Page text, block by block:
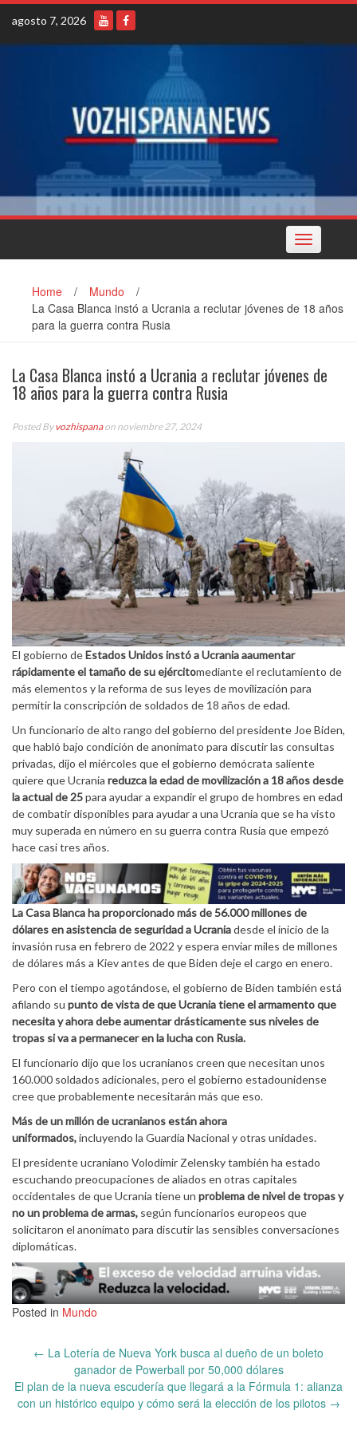
Skip
content
agosto 7, 2026
Toggle
navigation
Home / Mundo
/
La Casa Blanca instó a Ucrania a reclutar jóvenes de 18 años
para la guerra contra Rusia
La Casa Blanca instó a Ucrania a reclutar jóvenes de
18 años para la guerra contra Rusia
Posted Byvozhispanaon noviembre 27, 2024
El gobierno deEstados Unidos instó a Ucrania aaumentar
rápidamente el tamaño de su ejércitomediante el reclutamiento de
más elementos y la reforma de sus leyes de movilización para
permitir la conscripción de soldados de 18 años de edad.
Un funcionario de alto rango del gobierno del presidente Joe Biden,
que habló bajo condición de anonimato para discutir las consultas
privadas, dijo el miércoles que el gobierno demócrata saliente
quiere que Ucrania reduzca la edad de movilización a 18 años desde
la actual de 25para ayudar a expandir el grupo de hombres en edad
de combatir disponibles para ayudar a una Ucrania que se ha visto
muy superada en número en su guerra contra Rusia que empezó
hace casi tres años.
La Casa Blanca ha proporcionado más de 56.000 millones de
dólares en asistencia de seguridad a Ucraniadesde el inicio de la
invasión rusa en febrero de 2022 y espera enviar miles de millones
de dólares más a Kiev antes de que Biden deje el cargo en enero.
Pero con el tiempo agotándose, el gobierno de Biden también está
afilando su punto de vista de que Ucrania tiene el armamento que
necesita y ahora debe aumentar drásticamente sus niveles de
tropas si va a permanecer en la lucha con Rusia.
El funcionario dijo que los ucranianos creen que necesitan unos
160.000 soldados adicionales, pero el gobierno estadounidense
cree que probablemente necesitarán más que eso.
Más de un millón de ucranianos están ahora
uniformados,incluyendo la Guardia Nacional y otras unidades.
El presidente ucraniano Volodimir Zelensky también ha estado
escuchando preocupaciones de aliados en otras capitales
occidentales de que Ucrania tiene un problema de nivel de tropas y
no un problema de armas, según funcionarios europeos que
solicitaron el anonimato para discutir las sensibles conversaciones
diplomáticas.
Posted in Mundo
Post← La Lotería de Nueva York busca al dueño de un boleto
ganador de Powerball por 50,000 dólares
El plan de la nueva escudería que llegará a la Fórmula 1: alianza
con un histórico equipo y cómo será la elección de los pilotos →